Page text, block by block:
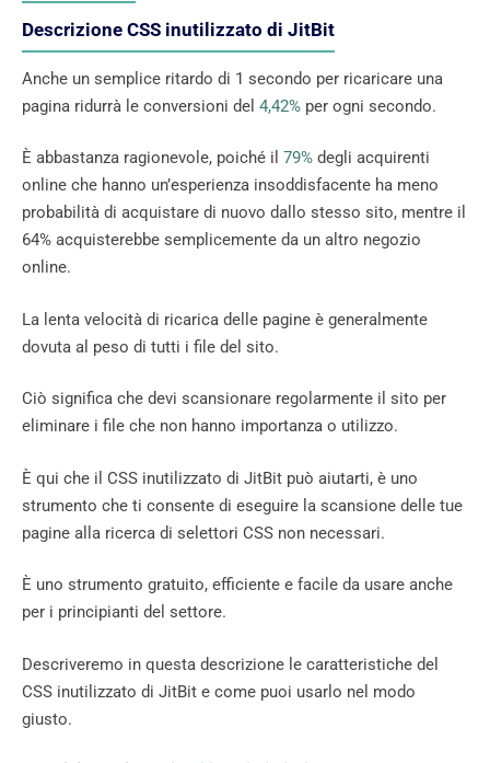
Descrizione CSS inutilizzato di JitBit
Anche un semplice ritardo di 1 secondo per ricaricare una
pagina ridurrà le conversioni del 4,42% per ogni secondo.
È abbastanza ragionevole, poiché il 79% degli acquirenti
online che hanno un’esperienza insoddisfacente ha meno
probabilità di acquistare di nuovo dallo stesso sito, mentre il
64% acquisterebbe semplicemente da un altro negozio
online.
La lenta velocità di ricarica delle pagine è generalmente
dovuta al peso di tutti i file del sito.
Ciò significa che devi scansionare regolarmente il sito per
eliminare i file che non hanno importanza o utilizzo.
È qui che il CSS inutilizzato di JitBit può aiutarti, è uno
strumento che ti consente di eseguire la scansione delle tue
pagine alla ricerca di selettori CSS non necessari.
È uno strumento gratuito, efficiente e facile da usare anche
per i principianti del settore.
Descriveremo in questa descrizione le caratteristiche del
CSS inutilizzato di JitBit e come puoi usarlo nel modo
giusto.